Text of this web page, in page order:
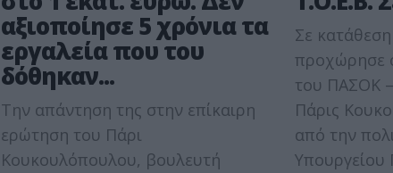
αξιοποίησε 5 χρόνια τα
εργαλεία που του
δόθηκαν...
Την απάντηση της στην επίκαιρη
ερώτηση του Πάρι
Κουκουλόπουλου, βουλευτή
Σε
προχώρησε
του ΠΑΣΟΚ
Πάρις
από την
Υπουργείου